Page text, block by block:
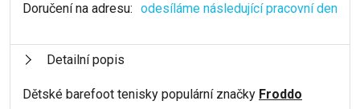
Doručení na adresu: odesíláme následující pracovní den
Detailní popis
Dětské barefoot tenisky populární značky Froddo